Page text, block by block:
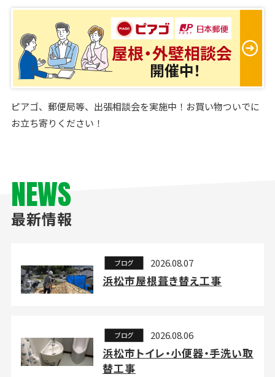
ピアゴ、郵便局等、出張相談会を実施中！お買い物ついでに
お立ち寄りください！
NEWS
最新情報
ブログ 2026.08.07
浜松市屋根葺き替え工事
ブログ 2026.08.06
浜松市トイレ・小便器・手洗い取
替工事